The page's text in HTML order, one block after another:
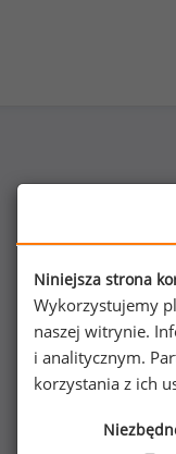
Niniejsza strona
Wykorzystujemy
naszej witrynie.
i analitycznym.
korzystania z ich